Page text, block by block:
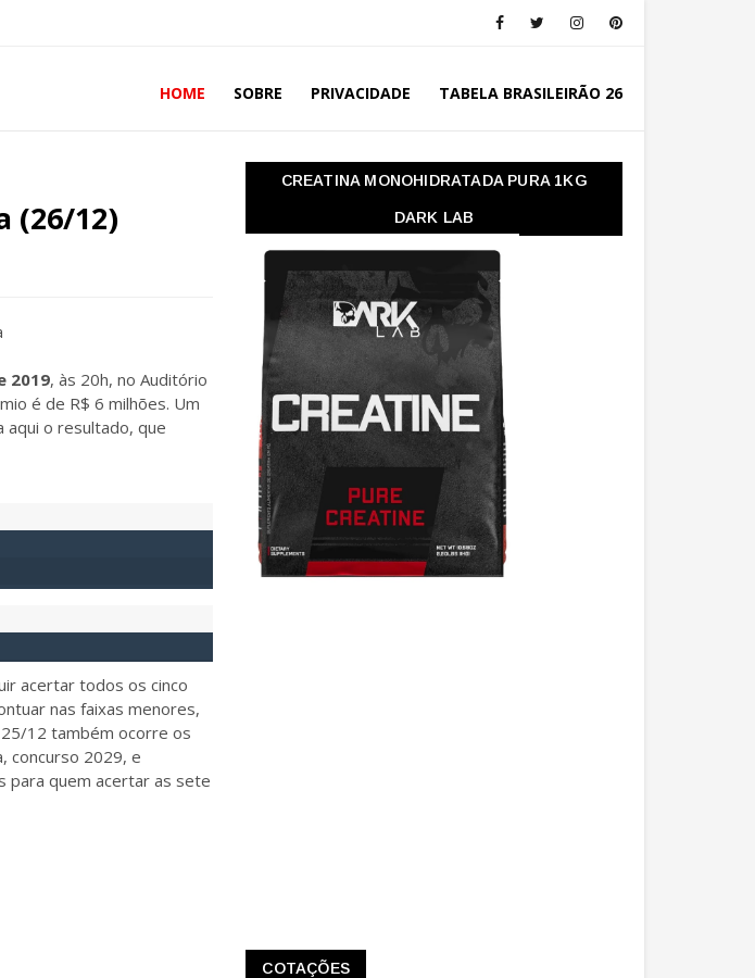
HOME SOBRE PRIVACIDADE TABELA BRASILEIRÃO 26
(26/12)
2019, às 20h, no Auditório
é de R$ 6 milhões. Um
aqui o resultado, que
acertar todos os cinco
nas faixas menores,
12 também ocorre os
concurso 2029, e
para quem acertar as sete
CREATINA MONOHIDRATADA PURA 1KG
DARK LAB
COTAÇÕES